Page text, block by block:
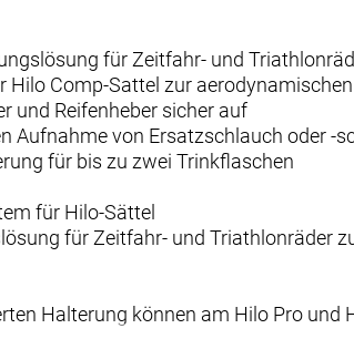
für Zeitfahr- und
Hilo Comp-Sattel zur
und Reifenheber sicher auf
Aufnahme von Ersatzschlauch oder -
für bis zu zwei Trinkflaschen
für Hilo-Sättel
für Zeitfahr- und Triathlonräder
Halterung können am Hilo Pro